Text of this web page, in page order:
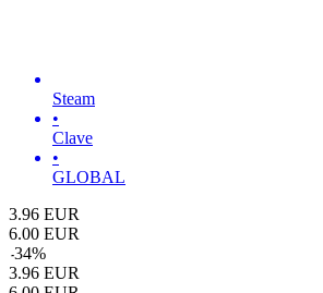
Steam
•
Clave
•
GLOBAL
3.96 EUR
6.00 EUR
-34%
3.96 EUR